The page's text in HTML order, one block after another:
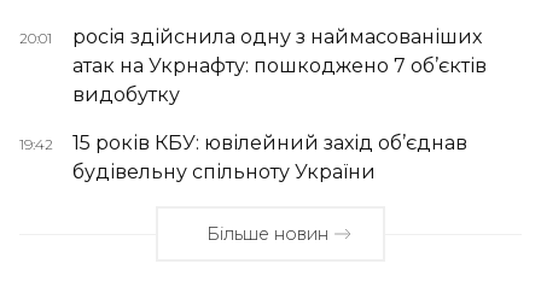
20:01
росія здійснила одну з наймасованіших
атак на Укрнафту: пошкоджено 7 об’єктів
видобутку
19:42
15 років КБУ: ювілейний захід об’єднав
будівельну спільноту України
Більше новин